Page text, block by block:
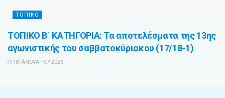
ΤΟΠΙΚΟ
ΤΟΠΙΚΟ Β΄ ΚΑΤΗΓΟΡΙΑ: Τα αποτελέσματα της 13ης
αγωνιστικής του σαββατοκύριακου (17/18-1)
18 ΙΑΝΟΥΑΡΊΟΥ 2026